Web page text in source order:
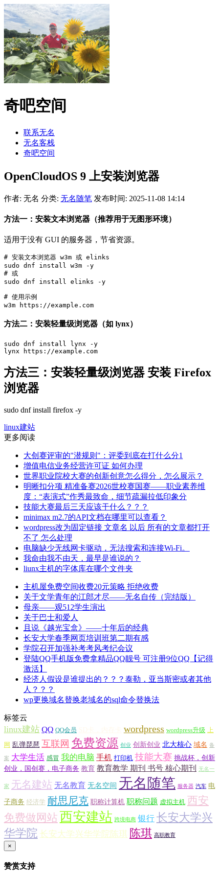
奇吧空间
联系无名
无名客栈
奇吧空间
OpenCloudOS 9 上安装浏览器
作者: 无名 分类: 无名随笔 发布时间: 2025-11-08 14:14
方法一：安装文本浏览器（推荐用于无图形环境）
适用于没有 GUI 的服务器，节省资源。
# 安装文本浏览器 w3m 或 elinks
sudo dnf install w3m -y
# 或
sudo dnf install elinks -y
# 使用示例
w3m https://example.com
方法二：安装轻量级浏览器（如 lynx）
sudo dnf install lynx -y
lynx https://example.com
方法三：安装轻量级浏览器 安装 Firefox
浏览器
sudo dnf install firefox -y
linux建站
更多阅读
大创赛评审的"潜规则"：评委到底在打什么分1
增值电信业务经营许可证 如何办理
世界职业院校大赛的创新创意怎么得分，怎么展示？
明晰扣分项 精准备赛2026世校赛国赛——职业素养维
度：“表演式”作秀最致命，细节疏漏拉低印象分
技能大赛最后三天应该干什么？？？
minimax m2.7的API文档在哪里可以查看？
wordpress改为固定链接 文章名 以后 所有的文章都打开
不了 怎么处理
电脑缺少无线网卡驱动，无法搜索和连接Wi-Fi。
我命由我不由天，最早是谁说的？
liunx主机的字体库在哪个文件夹
主机屋免费空间收费20元策略 拒绝收费
关于文学青年的江郎才尽——无名自传（完结版）
母亲——观512学生演出
关于巴士和爱人
且说《越光宝盒》——十年后的经典
长安大学春季网页培训班第二期有感
学院召开加强补考考风考纪会议
登陆QQ手机版免费拿精品QQ靓号 可注册9位QQ【记得
激活】
经济人假设是谁提出的？？？泰勒，亚当斯密或者其他
人？？？
wp更换域名替换老域名的sql命令替换法
标签云
linux建站 QQ QQ会员 wordpress wordpress升级 上
网 乱弹琵琶 互联网 免费资源 创业 创新创业 北大核心 域名 备
案 大学生活 感冒 我的电脑 手机 打印机 技能大赛 挑战杯，创新
创业，国创赛，电子商务 教育 教育教学 期刊 书号 核心期刊 无名一
家 无名建站 无名教育 无名空间 无名随笔 服务器 汽车 电
子商务 经济学 耐思尼克 职称计算机 职称问题 虚拟主机 西安
免费做网站 西安建站 跨境电商 银行 长安大学兴
华学院 长安大学兴华学院陈琪 陈琪 高职教育
×
赞赏支持